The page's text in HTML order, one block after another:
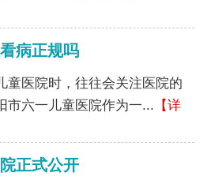
病正规吗
童医院时，往往会关注医院的
市六一儿童医院作为一... 【详
正式公开